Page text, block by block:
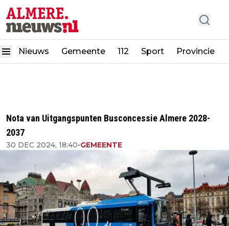
Nieuws Gemeente 112 Sport Provincie
Nota van Uitgangspunten Busconcessie Almere 2028-
2037
30 DEC 2024, 18:40•GEMEENTE